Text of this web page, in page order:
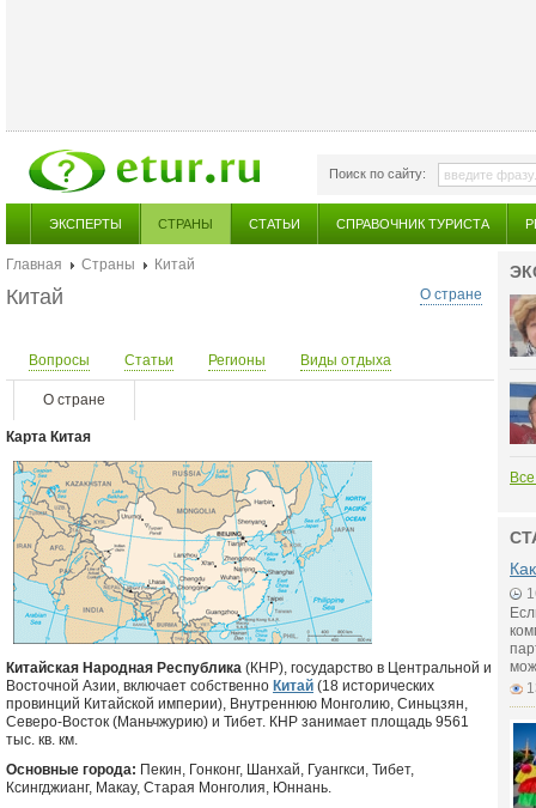
Поиск по сайту:
ЭКСПЕРТЫ СТРАНЫ СТАТЬИ СПРАВОЧНИК ТУРИСТА
Главная Страны
Китай
О стране
Китай
Вопросы Статьи Регионы Виды отдыха
О стране
Карта Китая
Китайская Народная Республика (КНР), государство в Центральной и
Восточной Азии, включает собственно Китай (18 исторических
провинций Китайской империи), Внутреннюю Монголию, Синьцзян,
Северо-Восток (Маньчжурию) и Тибет. КНР занимает площадь 9561
тыс. кв. км.
Основные города: Пекин, Гонконг, Шанхай, Гуангкси, Тибет,
Ксингджианг, Макау, Старая Монголия, Юннань.